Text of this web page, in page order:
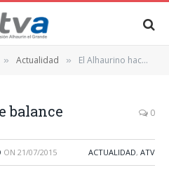
» Actualidad » El Alhaurino hace balance
balance 0
ON 21/07/2015 ACTUALIDAD, ATV